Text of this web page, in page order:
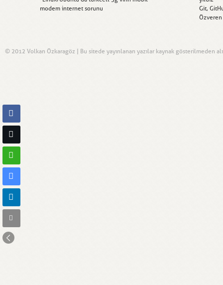
modem internet sorunu
Git,
Özveren
© 2012 Volkan Özkaragöz | Bu sitede yayınlanan yazılar kaynak gösterilmeden